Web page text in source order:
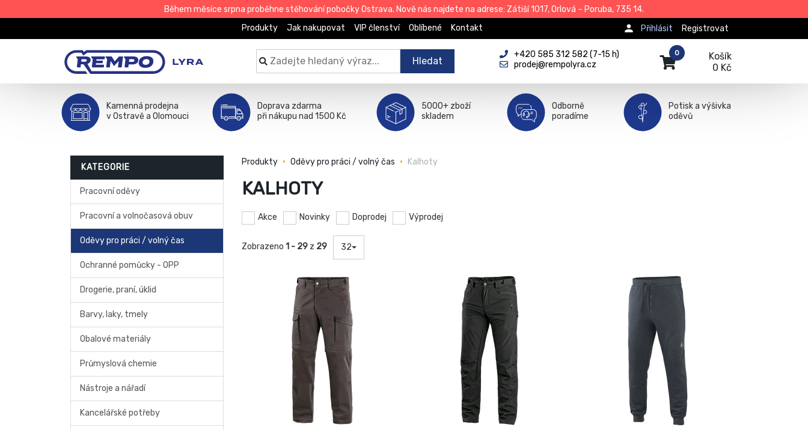
Během měsíce srpna proběhne stěhování pobočky Ostrava. Nově nás najdete na adrese: Zátiší 1017, Orlová – Poruba, 735 14.
Produkty
Jak nakupovat VIP členství Oblíbené Kontakt Registrovat
Přihlásit
Hledat
+420 585 312 582 (7-15 h)
prodej@rempolyra.cz
Košík
0 Kč
0
Kamenná prodejna
v Ostravě a Olomouci
Doprava zdarma
při nákupu nad 1500 Kč
5000+ zboží
skladem
Odborně
poradíme
Potisk a výšivka
oděvů
KATEGORIE
Pracovní oděvy
Pracovní a volnočasová obuv
Oděvy pro práci / volný čas
Ochranné pomůcky - OPP
Drogerie, praní, úklid
Barvy, laky, tmely
Obalové materiály
Průmyslová chemie
Nástroje a nářadí
Kancelářské potřeby
Produkty Oděvy pro práci / volný čas Kalhoty
KALHOTY
Akce Novinky Doprodej Výprodej
Zobrazeno 1 - 29 z 29 32